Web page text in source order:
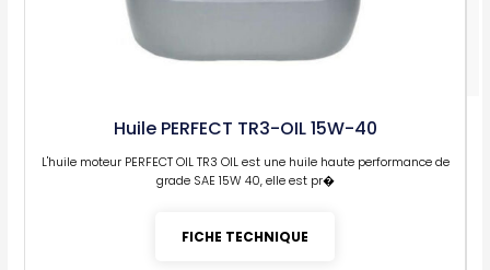
Huile PERFECT TR3-OIL 15W-40
L'huile moteur PERFECT OIL TR3 OIL est une huile haute performance de
grade SAE 15W 40, elle est pr�
FICHE TECHNIQUE